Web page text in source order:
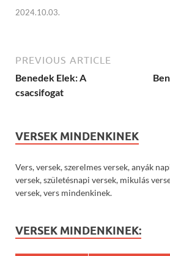
2024.10.03.
PREVIOUS ARTICLE
Benedek Elek: A
csacsifogat
VERSEK MINDENKINEK
Vers, versek, szerelmes versek, anyák
versek, születésnapi versek, mikulás
versek, vers mindenkinek.
VERSEK MINDENKINEK: